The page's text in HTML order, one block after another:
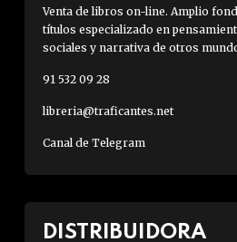
Venta de libros on-line. Amplio
títulos especializado en
sociales y narrativa de otros
91 532 09 28
libreria@traficantes.net
Canal de Telegram
DISTRIBUIDORA